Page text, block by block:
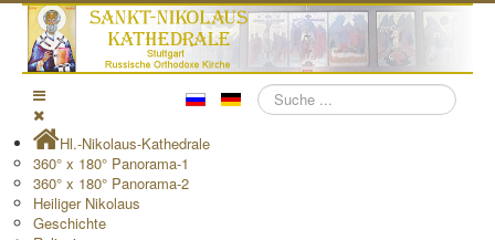
Suchen
Hl.-Nikolaus-Kathedrale
360° x 180° Panorama-1
360° x 180° Panorama-2
Heiliger Nikolaus
Geschichte